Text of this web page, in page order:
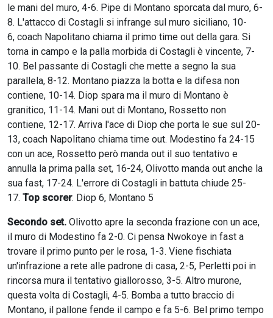
le mani del muro, 4-6. Pipe di Montano sporcata dal muro, 6-
8. L'attacco di Costagli si infrange sul muro siciliano, 10-
6, coach Napolitano chiama il primo time out della gara. Si
torna in campo e la palla morbida di Costagli è vincente, 7-
10. Bel passante di Costagli che mette a segno la sua
parallela, 8-12. Montano piazza la botta e la difesa non
contiene, 10-14. Diop spara ma il muro di Montano è
granitico, 11-14. Mani out di Montano, Rossetto non
contiene, 12-17. Arriva l'ace di Diop che porta le sue sul 20-
13, coach Napolitano chiama time out. Modestino fa 24-15
con un ace, Rossetto però manda out il suo tentativo e
annulla la prima palla set, 16-24, Olivotto manda out anche la
sua fast, 17-24. L'errore di Costagli in battuta chiude 25-
17. Top scorer: Diop 6, Montano 5
Secondo set. Olivotto apre la seconda frazione con un ace,
il muro di Modestino fa 2-0. Ci pensa Nwokoye in fast a
trovare il primo punto per le rosa, 1-3. Viene fischiata
un'infrazione a rete alle padrone di casa, 2-5, Perletti poi in
rincorsa mura il tentativo giallorosso, 3-5. Altro murone,
questa volta di Costagli, 4-5. Bomba a tutto braccio di
Montano, il pallone fende il campo e fa 5-6. Bel primo tempo